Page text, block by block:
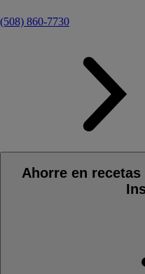
(508) 860-7730
Ahorre en